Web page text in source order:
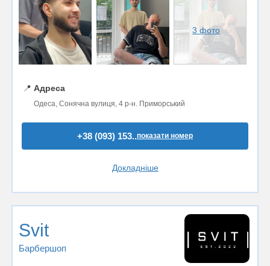
3 фото
📍 Адреса
Одеса, Сонячна вулиця, 4 р-н. Приморський
+38 (093) 153..показати номер
Докладніше
Svit
Барбершоп